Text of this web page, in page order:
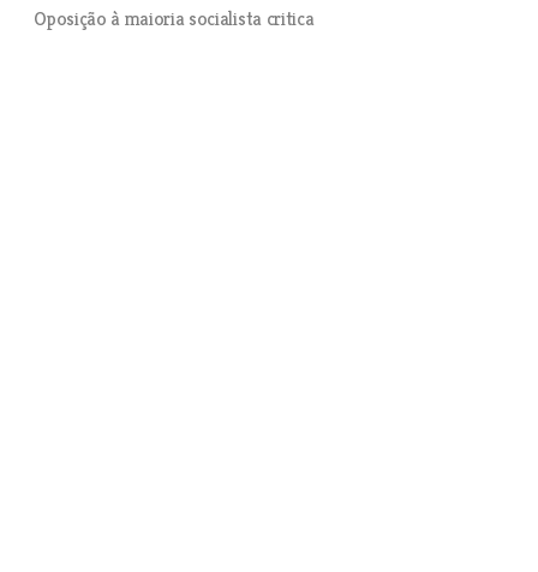
Oposição à maioria socialista critica